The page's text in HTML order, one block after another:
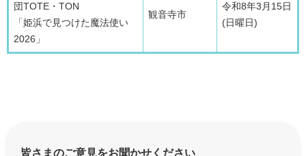
団TOTE・TON
「姫浜で見つけた魔法使い
2026」
観音寺市
令和8年3月15日
(日曜日)
皆さまのご意見をお聞かせください